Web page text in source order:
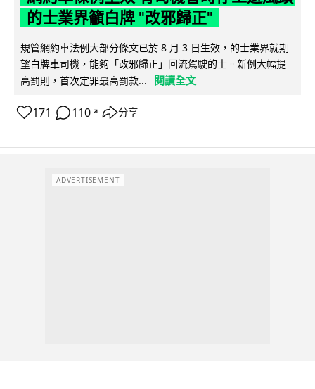
的士業界籲白牌 "改邪歸正"
規管網約車法例大部分條文已於 8 月 3 日生效，的士業界就期
望白牌車司機，能夠「改邪歸正」回流駕駛的士。新例大幅提
高罰則，首次定罪最高罰款...
閱讀全文
171 110 ↗ 分享
ADVERTISEMENT